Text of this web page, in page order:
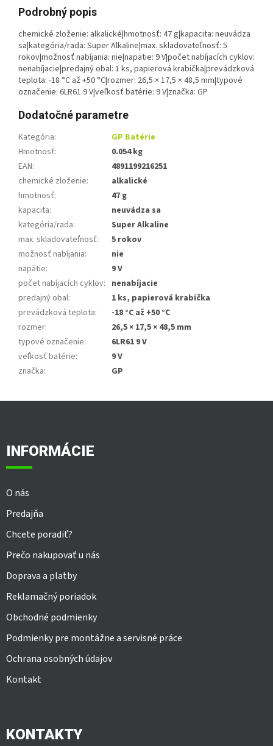
Podrobný popis
chemické zloženie: alkalické|hmotnosť: 47 g|kapacita: neuvádza
sa|kategória/rada: Super Alkaline|max. skladovateľnosť: 5
rokov|možnosť nabíjania: nie|napätie: 9 V|počet nabíjacích cyklov:
nenabíjacie|predajný obal: 1 ks, papierová krabička|prevádzková
teplota: -18 °C až +50 °C|rozmer: 26,5 × 17,5 × 48,5 mm|typové
označenie: 6LR61 9 V|veľkosť batérie: 9 V|značka: GP
Dodatočné parametre
Kategória:
GP Batérie
Hmotnosť:
0.054 kg
EAN:
4891199216251
chemické zloženie:
alkalické
hmotnosť:
47 g
kapacita:
neuvádza sa
kategória/rada:
Super Alkaline
max. skladovateľnosť:
5 rokov
možnosť nabíjania:
nie
napätie:
9 V
počet nabíjacích cyklov: nenabíjacie
predajný obal:
1 ks, papierová krabička
prevádzková teplota:
-18 °C až +50 °C
rozmer:
26,5 × 17,5 × 48,5 mm
typové označenie:
6LR61 9 V
veľkosť batérie:
9 V
značka: GP
INFORMÁCIE
O nás
Predajňa
Chcete poradiť?
Prečo nakupovať u nás
Doprava a platby
Reklamačný poriadok
Obchodné podmienky
Podmienky pre montážne a servisné práce
Ochrana osobných údajov
Kontakt
KONTAKTY